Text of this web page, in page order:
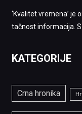
‘Kvalitet vremena’ je
tačnost informacija.
KATEGORIJE
Crna hronika